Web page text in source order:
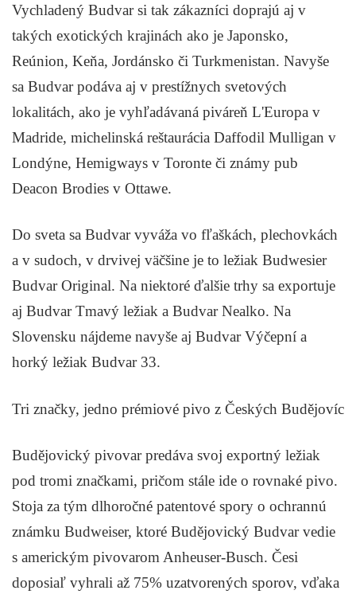
Vychladený Budvar si tak zákazníci doprajú aj v
takých exotických krajinách ako je Japonsko,
Reúnion, Keňa, Jordánsko či Turkmenistan. Navyše
sa Budvar podáva aj v prestížnych svetových
lokalitách, ako je vyhľadávaná piváreň L'Europa v
Madride, michelinská reštaurácia Daffodil Mulligan v
Londýne, Hemigways v Toronte či známy pub
Deacon Brodies v Ottawe.
Do sveta sa Budvar vyváža vo fľaškách, plechovkách
a v sudoch, v drvivej väčšine je to ležiak Budwesier
Budvar Original. Na niektoré ďalšie trhy sa exportuje
aj Budvar Tmavý ležiak a Budvar Nealko. Na
Slovensku nájdeme navyše aj Budvar Výčepní a
horký ležiak Budvar 33.
Tri značky, jedno prémiové pivo z Českých Budějovíc
Budějovický pivovar predáva svoj exportný ležiak
pod tromi značkami, pričom stále ide o rovnaké pivo.
Stoja za tým dlhoročné patentové spory o ochrannú
známku Budweiser, ktoré Budějovický Budvar vedie
s americkým pivovarom Anheuser-Busch. Česi
doposiaľ vyhrali až 75% uzatvorených sporov, vďaka